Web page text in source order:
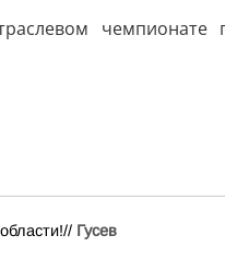
чемпионате
Гусев